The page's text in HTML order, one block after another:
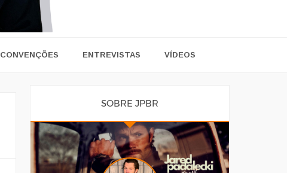
CONVENÇÕES ENTREVISTAS VÍDEOS
SOBRE JPBR